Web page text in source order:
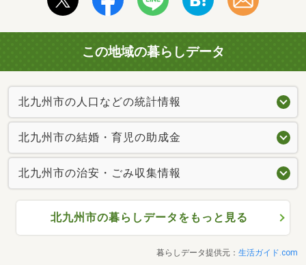
この地域の暮らしデータ
北九州市の人口などの統計情報
北九州市の結婚・育児の助成金
北九州市の治安・ごみ収集情報
北九州市の暮らしデータをもっと見る
暮らしデータ提供元： 生活ガイド.com